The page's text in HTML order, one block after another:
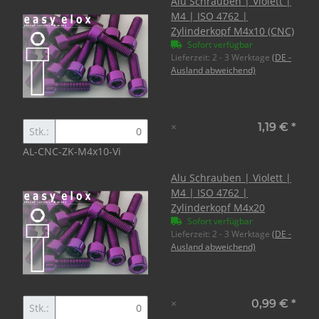
M4 | ISO 4762 |
Zylinderkopf M4x10 (CNC)
Sofort verfügbar
Lieferzeit: 2 - 3 Werktage (DE -
Ausland abweichend)
Stk.:
AL-CNC-ZK-M4x10-Vi
× 1,19 € *
Alu Schrauben | Violett |
M4 | ISO 4762 |
Zylinderkopf M4x20
Sofort verfügbar
Lieferzeit: 2 - 3 Werktage (DE -
Ausland abweichend)
Stk.: × 0,99 € *